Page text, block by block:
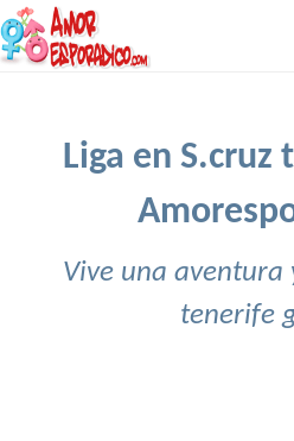
Liga en S.cruz
Vive una aventura
tenerife